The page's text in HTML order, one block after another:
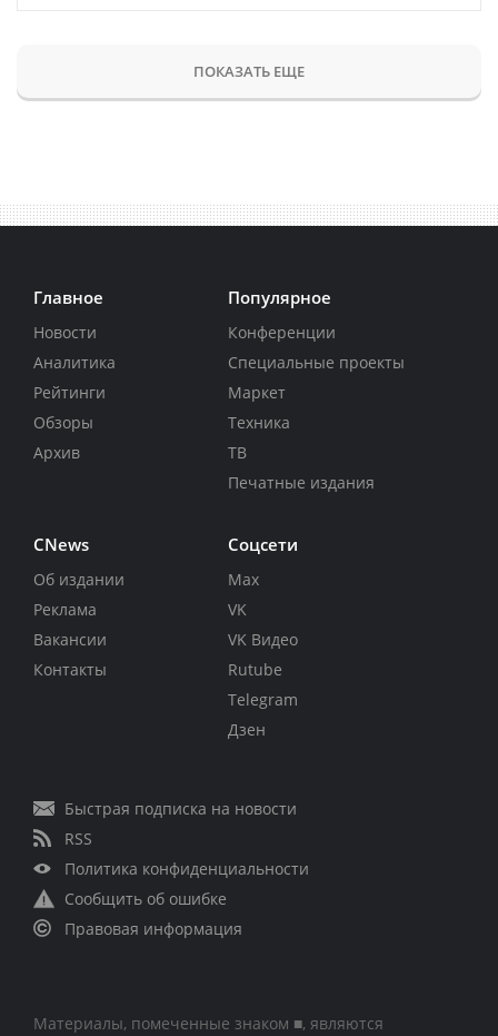
ПОКАЗАТЬ ЕЩЕ
Главное
Новости
Аналитика
Рейтинги
Обзоры
Архив
Популярное
Конференции
Специальные проекты
Маркет
Техника
ТВ
Печатные издания
CNews
Об издании
Реклама
Вакансии
Контакты
Соцсети
Max
VK
VK Видео
Rutube
Telegram
Дзен
Быстрая подписка на новости
RSS
Политика конфиденциальности
Сообщить об ошибке
Правовая информация
Материалы, помеченные знаком ■, являются